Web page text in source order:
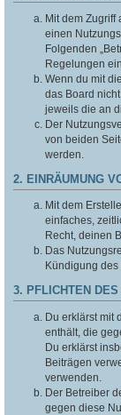
Mit dem Zugriff
einen
Folgenden
Regelungen
Wenn du mit
das Board
jeweils die an
Der
von beiden
werden.
2. EINRÄUMUNG
Mit dem
einfaches,
Recht, deinen
Das
Kündigung
3. PFLICHTEN DES
Du erklärst mit
enthält, die
Du erklärst
Beiträgen
verwenden.
Der Betreiber
gegen diese